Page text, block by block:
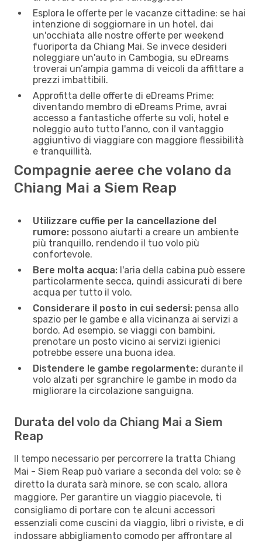
Esplora le offerte per le vacanze cittadine: se hai
intenzione di soggiornare in un hotel, dai
un'occhiata alle nostre offerte per weekend
fuoriporta da Chiang Mai. Se invece desideri
noleggiare un'auto in Cambogia, su eDreams
troverai un’ampia gamma di veicoli da affittare a
prezzi imbattibili.
Approfitta delle offerte di eDreams Prime:
diventando membro di eDreams Prime, avrai
accesso a fantastiche offerte su voli, hotel e
noleggio auto tutto l'anno, con il vantaggio
aggiuntivo di viaggiare con maggiore flessibilità
e tranquillità.
Compagnie aeree che volano da
Chiang Mai a Siem Reap
Utilizzare cuffie per la cancellazione del
rumore: possono aiutarti a creare un ambiente
più tranquillo, rendendo il tuo volo più
confortevole.
Bere molta acqua: l'aria della cabina può essere
particolarmente secca, quindi assicurati di bere
acqua per tutto il volo.
Considerare il posto in cui sedersi: pensa allo
spazio per le gambe e alla vicinanza ai servizi a
bordo. Ad esempio, se viaggi con bambini,
prenotare un posto vicino ai servizi igienici
potrebbe essere una buona idea.
Distendere le gambe regolarmente: durante il
volo alzati per sgranchire le gambe in modo da
migliorare la circolazione sanguigna.
Durata del volo da Chiang Mai a Siem
Reap
Il tempo necessario per percorrere la tratta Chiang
Mai - Siem Reap può variare a seconda del volo: se è
diretto la durata sarà minore, se con scalo, allora
maggiore. Per garantire un viaggio piacevole, ti
consigliamo di portare con te alcuni accessori
essenziali come cuscini da viaggio, libri o riviste, e di
indossare abbigliamento comodo per affrontare al